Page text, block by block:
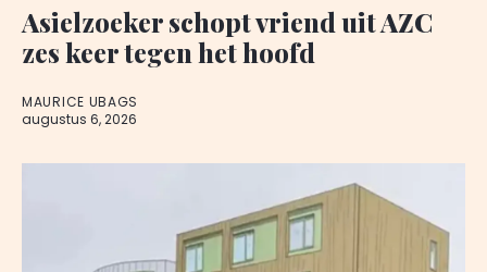
Asielzoeker schopt vriend uit AZC
zes keer tegen het hoofd
MAURICE UBAGS
augustus 6, 2026